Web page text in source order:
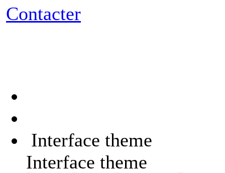
Contacter
Interface theme
Interface theme